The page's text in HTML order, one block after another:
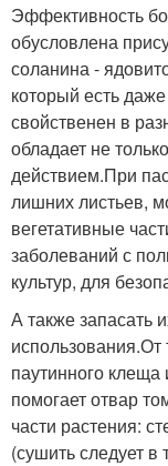
Эффективность
обусловлена
соланина -
который есть
свойственен в
обладает не
действием.При
лишних листьев,
вегетативные
заболеваний с
культур, для
А также запасать
использования.От
паутинного
помогает отвар
части растения:
(сушить следует